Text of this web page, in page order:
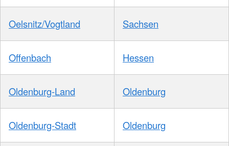
Oelsnitz/Vogtland Sachsen
Offenbach Hessen
Oldenburg-Land Oldenburg
Oldenburg-Stadt Oldenburg